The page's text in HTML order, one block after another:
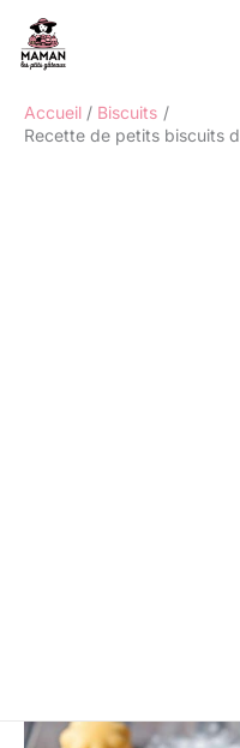
contenu
Accueil
Biscuits
Recette de petits biscuits
Rechercher